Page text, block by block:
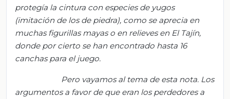
protegía la cintura con especies de yugos
(imitación de los de piedra), como se aprecia en
muchas figurillas mayas o en relieves en El Tajín,
donde por cierto se han encontrado hasta 16
canchas para el juego.
Pero vayamos al tema de esta nota. Los
argumentos a favor de que eran los perdedores a